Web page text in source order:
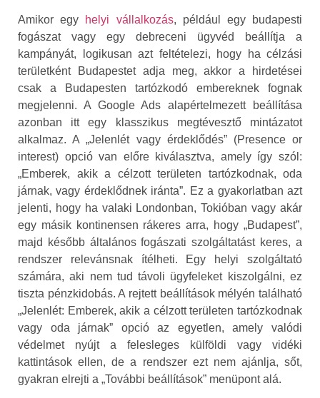
Amikor egy helyi vállalkozás, például egy budapesti
fogászat vagy egy debreceni ügyvéd beállítja a
kampányát, logikusan azt feltételezi, hogy ha célzási
területként Budapestet adja meg, akkor a hirdetései
csak a Budapesten tartózkodó embereknek fognak
megjelenni. A Google Ads alapértelmezett beállítása
azonban itt egy klasszikus megtévesztő mintázatot
alkalmaz. A „Jelenlét vagy érdeklődés” (Presence or
interest) opció van előre kiválasztva, amely így szól:
„Emberek, akik a célzott területen tartózkodnak, oda
járnak, vagy érdeklődnek iránta”. Ez a gyakorlatban azt
jelenti, hogy ha valaki Londonban, Tokióban vagy akár
egy másik kontinensen rákeres arra, hogy „Budapest”,
majd később általános fogászati szolgáltatást keres, a
rendszer relevánsnak ítélheti. Egy helyi szolgáltató
számára, aki nem tud távoli ügyfeleket kiszolgálni, ez
tiszta pénzkidobás. A rejtett beállítások mélyén található
„Jelenlét: Emberek, akik a célzott területen tartózkodnak
vagy oda járnak” opció az egyetlen, amely valódi
védelmet nyújt a felesleges külföldi vagy vidéki
kattintások ellen, de a rendszer ezt nem ajánlja, sőt,
gyakran elrejti a „További beállítások” menüpont alá.